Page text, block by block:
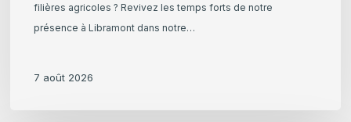
filières agricoles ? Revivez les temps forts de notre
présence à Libramont dans notre…
7 août 2026